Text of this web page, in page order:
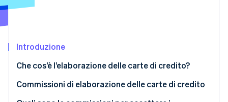
Scopri cosa ti aspetta
Atlas
Climate
Rimozione del carbonio
Introduzione
Che cos’è l’elaborazione delle carte di credito?
Commissioni di elaborazione delle carte di credito